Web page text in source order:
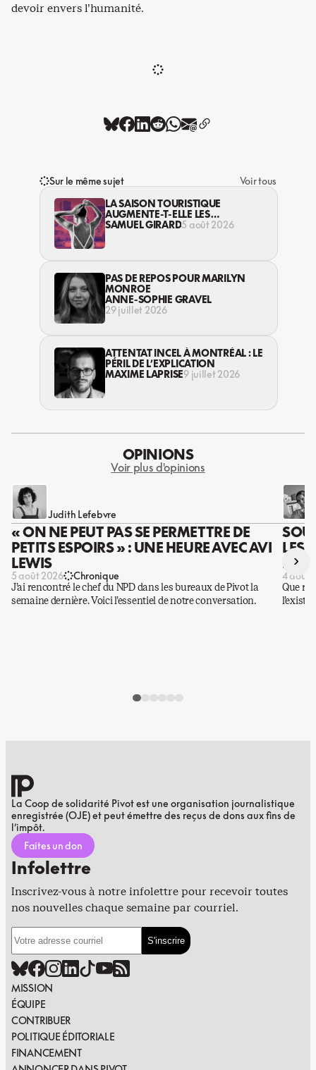
devoir envers l’humanité.
Sur le même sujet
Voir tous
LA SAISON TOURISTIQUE
AUGMENTE-T-ELLE LES
VIOLENCES CONTRE LES
SAMUEL GIRARD5 août 2026
PAS DE REPOS POUR MARILYN
MONROE
ANNE-SOPHIE GRAVEL
29 juillet 2026
ATTENTAT INCEL À MONTRÉAL : LE
PÉRIL DE L’EXPLICATION
MAXIME LAPRISE9 juillet 2026
OPINIONS
Voir plus d'opinions
Judith Lefebvre
« ON NE PEUT PAS SE PERMETTRE DE
PETITS ESPOIRS » : UNE HEURE AVEC AVI
LEWIS
5 août 2026 Chronique
J’ai rencontré le chef du NPD dans les bureaux de Pivot la
semaine dernière. Voici l’essentiel de notre conversation.
LES
DES
4 août
Que
›
La Coop de solidarité Pivot est une organisation journalistique
enregistrée (OJE) et peut émettre des reçus de dons aux fins de
l’impôt.
Faites un don
Infolettre
Inscrivez-vous à notre infolettre pour recevoir toutes
nos nouvelles chaque semaine par courriel.
MISSION
ÉQUIPE
CONTRIBUER
POLITIQUE ÉDITORIALE
FINANCEMENT